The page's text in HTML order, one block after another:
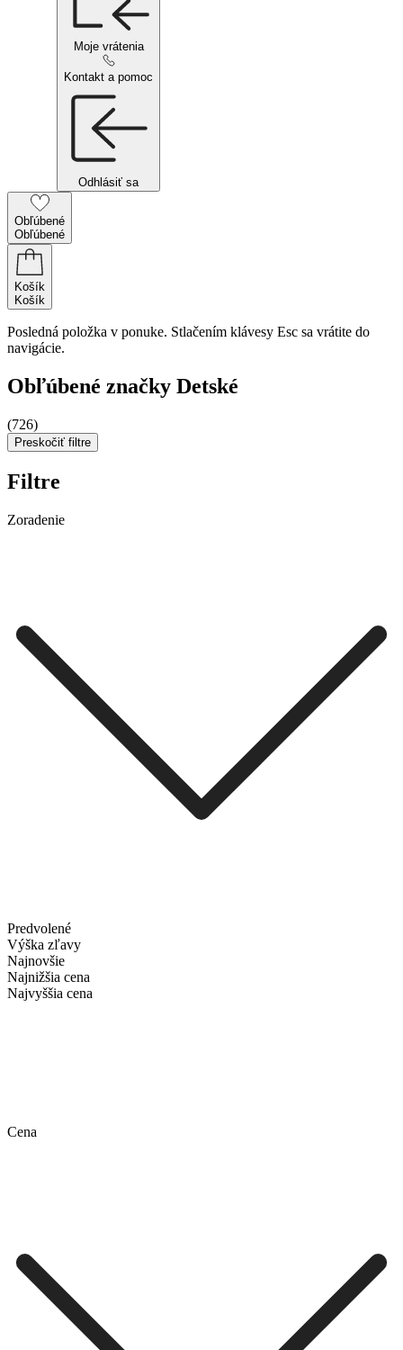
Moje vrátenia
Kontakt a pomoc
Odhlásiť sa
Obľúbené
Obľúbené
Košík
Košík
Posledná položka v ponuke. Stlačením klávesy Esc sa vrátite do
navigácie.
Obľúbené značky Detské
(726)
Preskočiť filtre
Filtre
Zoradenie
Predvolené
Výška zľavy
Najnovšie
Najnižšia cena
Najvyššia cena
Cena